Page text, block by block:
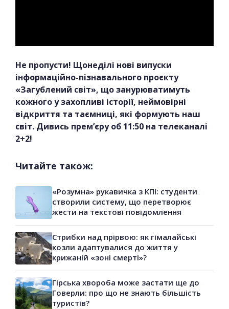
Не пропусти! Щонеділі нові випуски
інформаційно-пізнавального проєкту
«Загублений світ», що занурюватимуть
кожного у захопливі історії, неймовірні
відкриття та таємниці, які формують наш
світ. Дивись прем’єру об 11:50 на телеканалі
2+2!
Читайте також:
«Розумна» рукавичка з КПІ: студенти
створили систему, що перетворює
жести на текстові повідомлення
Стрибки над прірвою: як гімалайські
козли адаптувалися до життя у
крижаній «зоні смерті»?
Гірська хвороба може застати ще до
Говерли: про що не знають більшість
туристів?